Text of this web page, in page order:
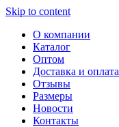
Skip to content
О компании
Каталог
Оптом
Доставка и оплата
Отзывы
Размеры
Новости
Контакты